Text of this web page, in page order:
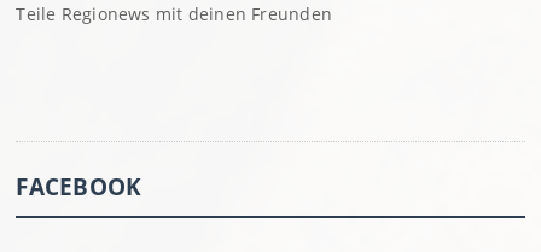
Teile Regionews mit deinen Freunden
FACEBOOK